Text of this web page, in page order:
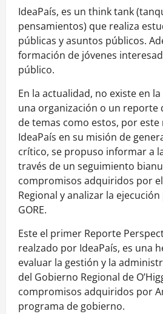
IdeaPaís, es un think tank
pensamientos) que realiza
públicas y asuntos públicos.
formación de jóvenes
público.
En la actualidad, no existe en la
una organización o un reporte
de temas como estos, por
IdeaPaís en su misión de
crítico, se propuso informar a
través de un seguimiento
compromisos adquiridos por
Regional y analizar la
GORE.
Este el primer Reporte
realzado por IdeaPaís, es una
evaluar la gestión y la
del Gobierno Regional de
compromisos adquiridos por
programa de gobierno.